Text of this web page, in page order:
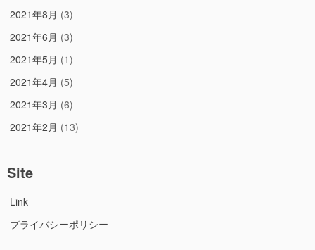
2021年8月 (3)
2021年6月 (3)
2021年5月 (1)
2021年4月 (5)
2021年3月 (6)
2021年2月 (13)
Site
Link
プライバシーポリシー